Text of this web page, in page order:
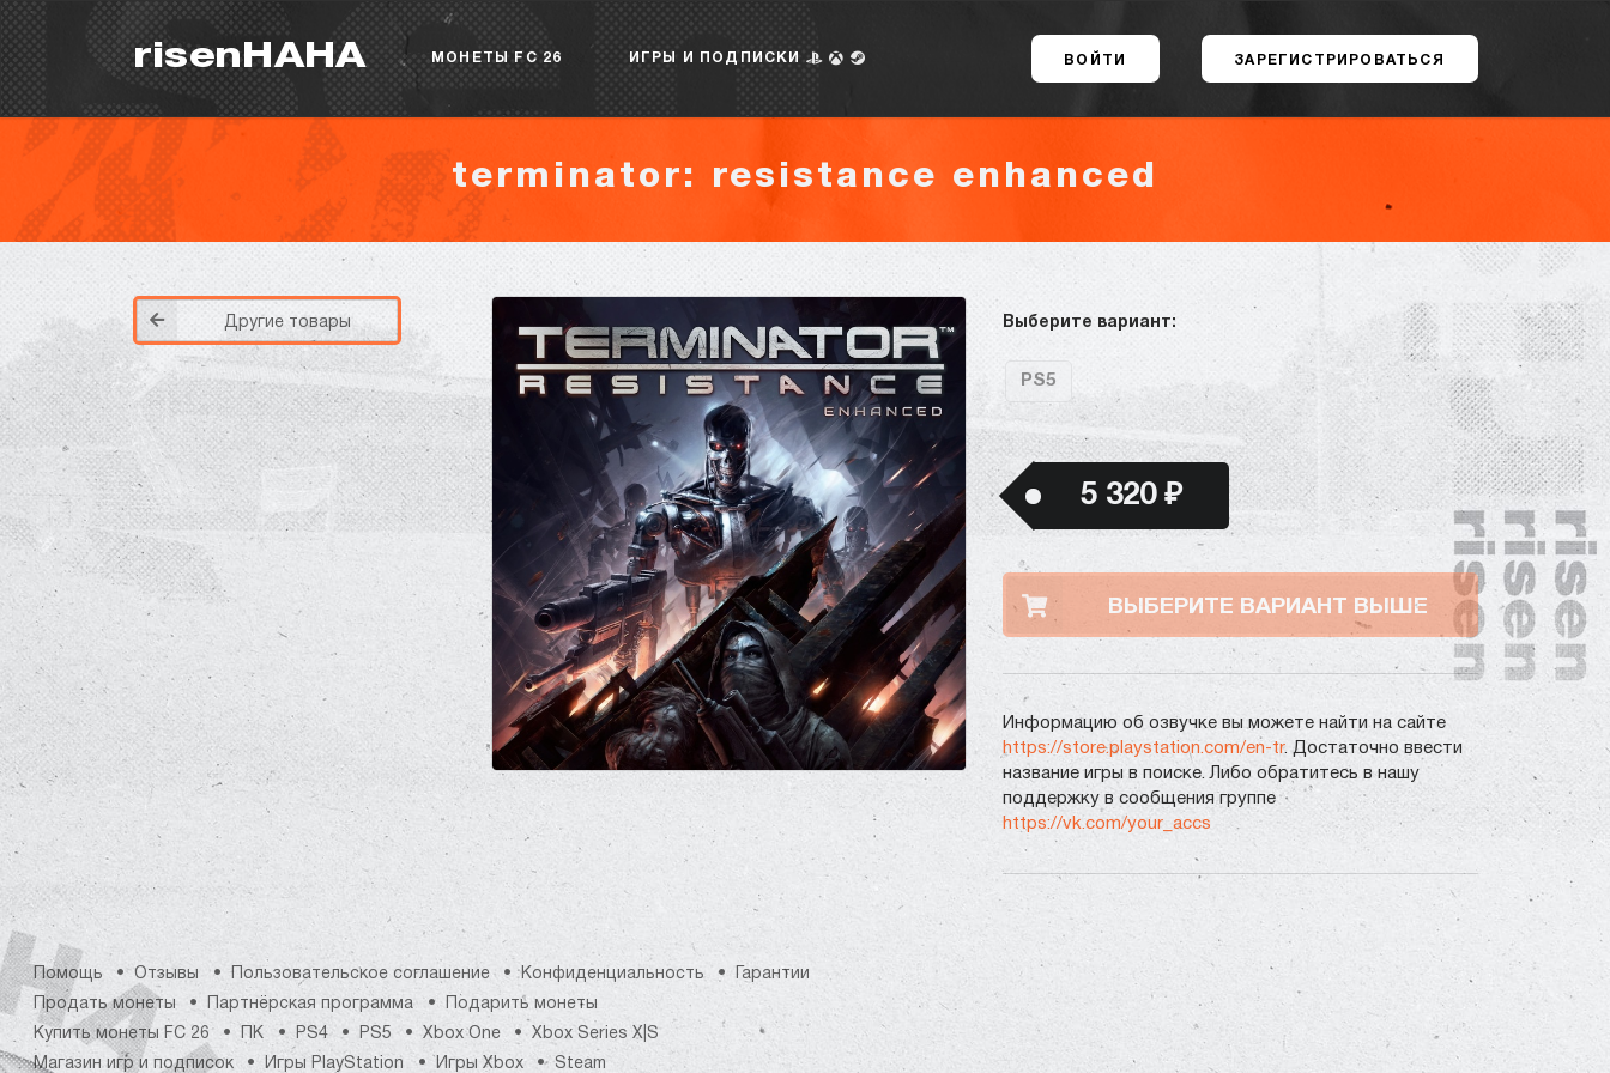
risenHAHA МОНЕТЫ FC 26 ИГРЫ И ПОДПИСКИ ВОЙТИ ЗАРЕГИСТРИРОВАТЬСЯ
terminator: resistance enhanced
Другие товары Выберите вариант:
PS5
5 320 ₽
ВЫБЕРИТЕ ВАРИАНТ ВЫШЕ
Информацию об озвучке вы можете найти на сайте
https://store.playstation.com/en-tr. Достаточно ввести
название игры в поиске. Либо обратитесь в нашу
поддержку в сообщения группе
https://vk.com/your_accs
Помощь Отзывы Пользовательское соглашение Конфиденциальность
Гарантии
Продать монеты
Партнёрская программа
Подарить монеты
Купить монеты FC 26
ПК PS4 PS5 Xbox One
Xbox Series X|S
Магазин игр и подписок
Игры PlayStation Игры Xbox Steam